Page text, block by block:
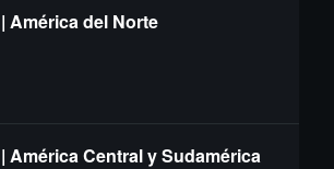
América del Norte
América Central y Sudamérica